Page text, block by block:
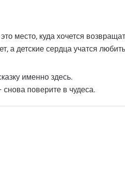
место, куда хочется
а детские сердца учатся
именно здесь.
поверите в чудеса.